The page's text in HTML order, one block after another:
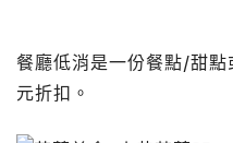
餐廳低消是一份餐點/甜
元折扣。